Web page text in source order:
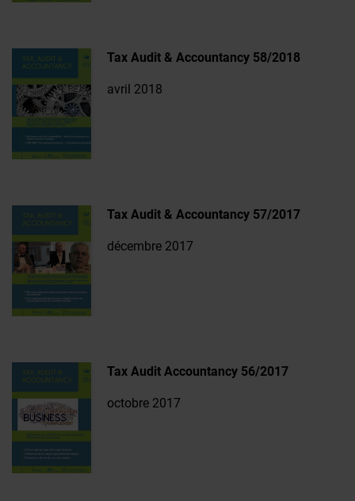
Tax Audit & Accountancy 58/2018
avril 2018
Tax Audit & Accountancy 57/2017
décembre 2017
Tax Audit Accountancy 56/2017
octobre 2017